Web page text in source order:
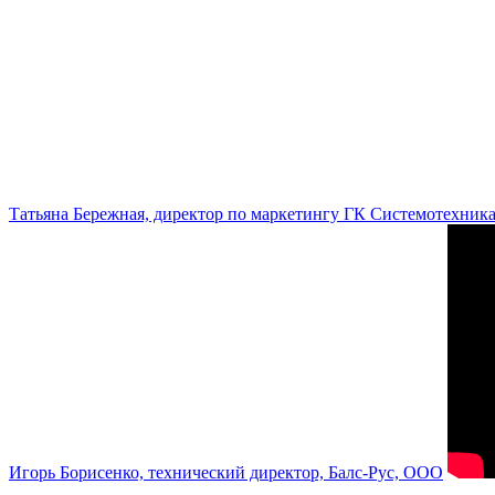
Татьяна Бережная, директор по маркетингу ГК Системотехника
Игорь Борисенко, технический директор, Балс-Рус, ООО